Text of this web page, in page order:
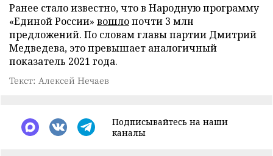
Ранее стало известно, что в Народную программу
«Единой России» вошлопочти 3 млн
предложений. По словам главы партии Дмитрий
Медведева, это превышает аналогичный
показатель 2021 года.
Текст: Алексей Нечаев
Подписывайтесь на наши
каналы